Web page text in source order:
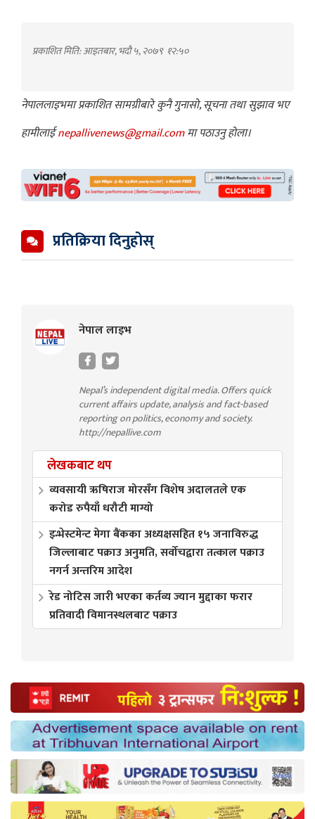
प्रकाशित मिति: आइतबार, भदौ ५, २०७९ १२:५०
नेपाललाइभमा प्रकाशित सामग्रीबारे कुनै गुनासो, सूचना तथा सुझाव भए
हामीलाईnepallivenews@gmail.comमा पठाउनु होला।
प्रतिक्रिया दिनुहोस्
नेपाल लाइभ
Nepal’s independent digital media. Offers quick
current affairs update, analysis and fact-based
reporting on politics, economy and society.
http://nepallive.com
लेखकबाट थप
व्यवसायी ऋषिराज मोरसँग विशेष अदालतले एक
करोड रुपैयाँ धरौटी माग्यो
इन्भेस्टमेन्ट मेगा बैंकका अध्यक्षसहित १५ जनाविरुद्ध
जिल्लाबाट पक्राउ अनुमति, सर्वोचद्वारा तत्काल पक्राउ
नगर्न अन्तरिम आदेश
रेड नोटिस जारी भएका कर्तव्य ज्यान मुद्दाका फरार
प्रतिवादी विमानस्थलबाट पक्राउ